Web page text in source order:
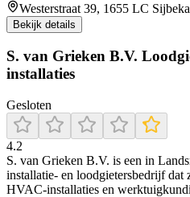
Westerstraat 39, 1655 LC
Bekijk details
S. van Grieken B.V.
installaties
Gesloten
4.2
S. van Grieken B.V. is een in
installatie‑ en loodgietersbedrijf dat
HVAC‑installaties en